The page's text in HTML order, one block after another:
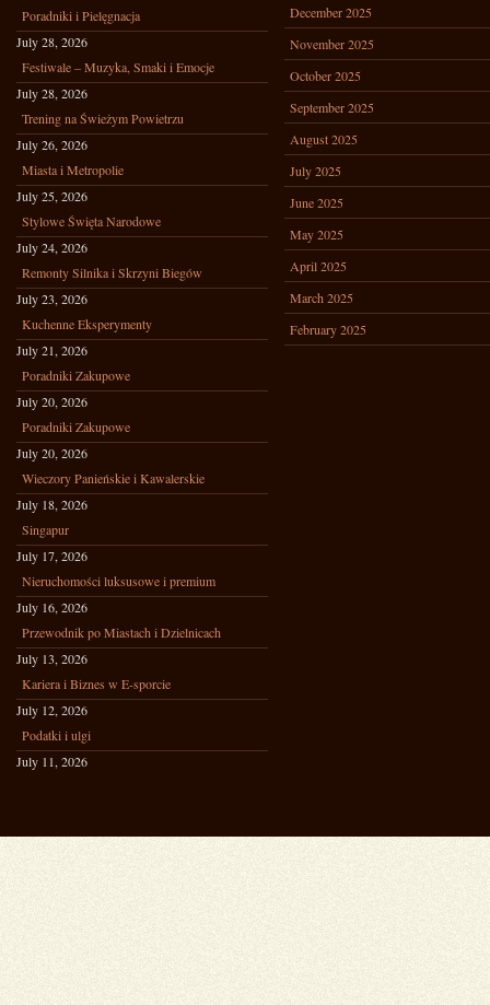
Poradniki i Pielęgnacja
July 28, 2026
Festiwale – Muzyka, Smaki i Emocje
July 28, 2026
Trening na Świeżym Powietrzu
July 26, 2026
Miasta i Metropolie
July 25, 2026
Stylowe Święta Narodowe
July 24, 2026
Remonty Silnika i Skrzyni Biegów
July 23, 2026
Kuchenne Eksperymenty
July 21, 2026
Poradniki Zakupowe
July 20, 2026
Poradniki Zakupowe
July 20, 2026
Wieczory Panieńskie i Kawalerskie
July 18, 2026
Singapur
July 17, 2026
Nieruchomości luksusowe i premium
July 16, 2026
Przewodnik po Miastach i Dzielnicach
July 13, 2026
Kariera i Biznes w E-sporcie
July 12, 2026
Podatki i ulgi
July 11, 2026
December 2025
November 2025
October 2025
September 2025
August 2025
July 2025
June 2025
May 2025
April 2025
March 2025
February 2025